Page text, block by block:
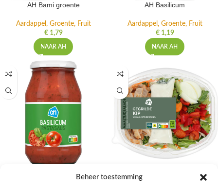
Beheer toestemming
AH Bami groente
Aardappel, Groente, Fruit
€1,79
NAAR AH
AH Basilicum
Aardappel, Groente, Fruit
€1,19
NAAR AH